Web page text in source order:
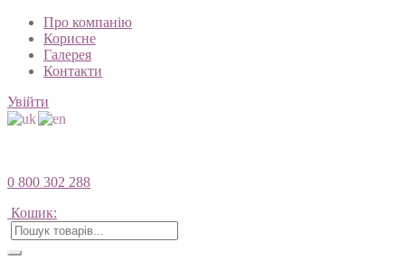
Про компанію
Корисне
Галерея
Контакти
Увійти
0 800 302 288
Кошик: